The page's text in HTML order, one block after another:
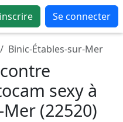
Se connecter
Binic-Étables-sur-Mer
sexy à
(22520)